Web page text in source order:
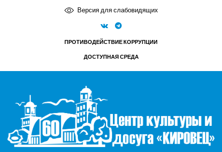
Версия для слабовидящих
ПРОТИВОДЕЙСТВИЕ КОРРУПЦИИ
ДОСТУПНАЯ СРЕДА